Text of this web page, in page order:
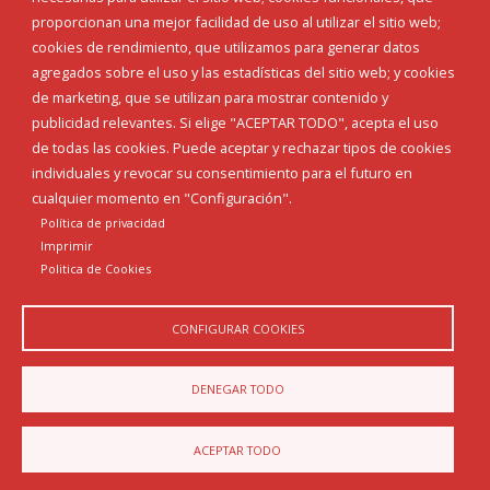
proporcionan una mejor facilidad de uso al utilizar el sitio web;
cookies de rendimiento, que utilizamos para generar datos
agregados sobre el uso y las estadísticas del sitio web; y cookies
de marketing, que se utilizan para mostrar contenido y
publicidad relevantes. Si elige "ACEPTAR TODO", acepta el uso
de todas las cookies. Puede aceptar y rechazar tipos de cookies
individuales y revocar su consentimiento para el futuro en
cualquier momento en "Configuración".
Política de privacidad
Imprimir
Politica de Cookies
CONFIGURAR COOKIES
DENEGAR TODO
ACEPTAR TODO
INICIAR SESIÓN
MAPA WEB
Diputación de Burgos